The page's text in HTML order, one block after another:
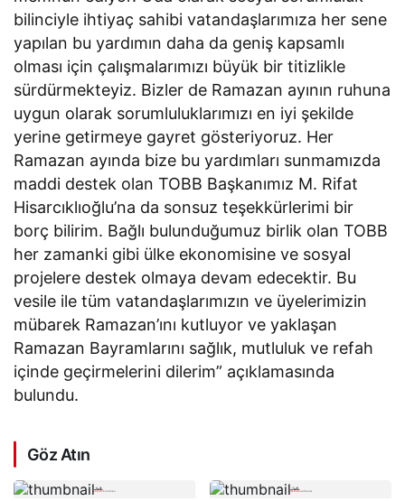
bilinciyle ihtiyaç sahibi vatandaşlarımıza her sene
yapılan bu yardımın daha da geniş kapsamlı
olması için çalışmalarımızı büyük bir titizlikle
sürdürmekteyiz. Bizler de Ramazan ayının ruhuna
uygun olarak sorumluluklarımızı en iyi şekilde
yerine getirmeye gayret gösteriyoruz. Her
Ramazan ayında bize bu yardımları sunmamızda
maddi destek olan TOBB Başkanımız M. Rifat
Hisarcıklıoğlu’na da sonsuz teşekkürlerimi bir
borç bilirim. Bağlı bulunduğumuz birlik olan TOBB
her zamanki gibi ülke ekonomisine ve sosyal
projelere destek olmaya devam edecektir. Bu
vesile ile tüm vatandaşlarımızın ve üyelerimizin
mübarek Ramazan’ını kutluyor ve yaklaşan
Ramazan Bayramlarını sağlık, mutluluk ve refah
içinde geçirmelerini dilerim” açıklamasında
bulundu.
Göz Atın